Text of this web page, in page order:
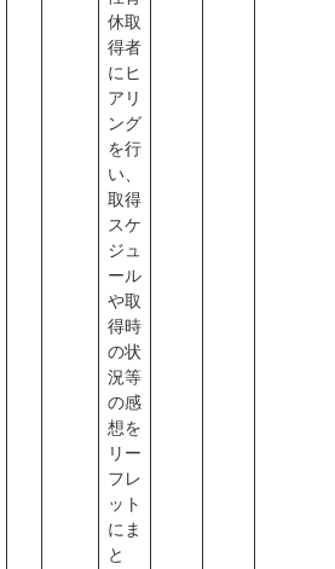
休取
得者
にヒ
アリ
ング
を行
い、
取得
スケ
ジュ
ール
や取
得時
の状
況等
の感
想を
リー
フレ
ット
にま
と